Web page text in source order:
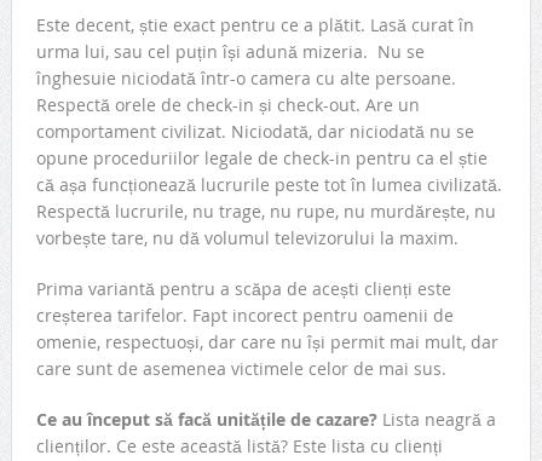
Este decent, știe exact pentru ce a plătit. Lasă curat în
urma lui, sau cel puțin își adună mizeria. Nu se
înghesuie niciodată într-o camera cu alte persoane.
Respectă orele de check-in și check-out. Are un
comportament civilizat. Niciodată, dar niciodată nu se
opune proceduriilor legale de check-in pentru ca el știe
că așa funcționează lucrurile peste tot în lumea civilizată.
Respectă lucrurile, nu trage, nu rupe, nu murdărește, nu
vorbește tare, nu dă volumul televizorului la maxim.
Prima variantă pentru a scăpa de acești clienți este
creșterea tarifelor. Fapt incorect pentru oamenii de
omenie, respectuoși, dar care nu își permit mai mult, dar
care sunt de asemenea victimele celor de mai sus.
Ce au început să facă unitățile de cazare?Lista neagră a
clienților. Ce este această listă? Este lista cu clienți